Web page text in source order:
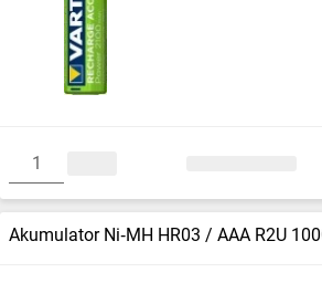
Akumulator Ni‑MH HR03 / AAA R2U